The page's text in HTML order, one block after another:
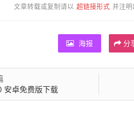
文章转载或复制请以 超链接形式 并注明
海报 分
安卓免费版下载